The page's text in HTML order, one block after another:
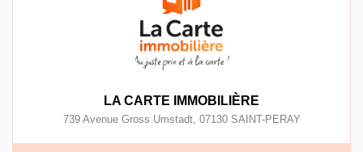
LA CARTE IMMOBILIÈRE
739 Avenue Gross Umstadt, 07130 SAINT-PERAY